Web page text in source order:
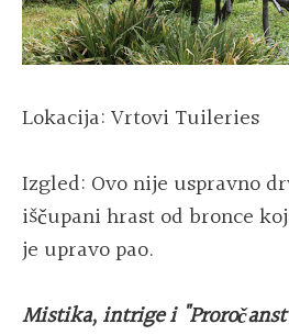
Lokacija: Vrtovi Tuileries
Izgled: Ovo nije uspravno
iščupani hrast od bronce
je upravo pao.
Mistika, intrige i